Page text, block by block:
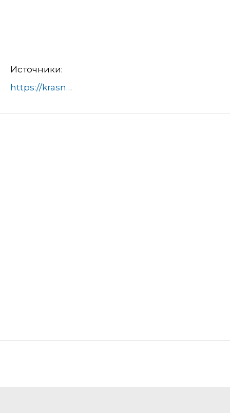
Источники:
https://krasnogorsk-adm.ru/news/krasnogorsk-fizkulturnyy-v-okruge-prodolzhaetsya-remont-sportivnyh-ploschadok.html